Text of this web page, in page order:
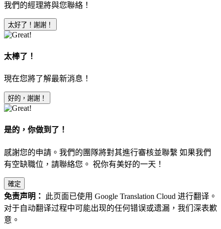
我們的經理將與您聯絡！
太好了！謝謝！
太棒了！
現在您將了解最新消息！
好的，謝謝！
是的，你做到了！
感謝您的申請。我們的團隊將對其進行審核並聯繫 如果我們
有空缺職位，請聯絡您。 祝你有美好的一天！
確定
免责声明：
此页面已使用 Google Translation Cloud 进行翻译。
对于自动翻译过程中可能出现的任何错误或遗漏，我们深表歉
意。